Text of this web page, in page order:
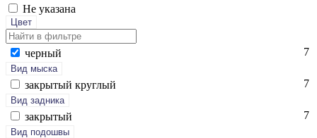
Не указана
Цвет
чер­ный 7
Вид мыска
зак­ры­тый круг­лый 7
Вид задника
зак­ры­тый 7
Вид подошвы